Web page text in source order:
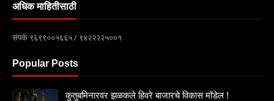
अधिक माहितीसाठी
संपर्क ९६९९००५६६५ / ९४२२२२५००१
Popular Posts
कुतुबमिनारवर झळकले हिवरे बाजारचे विकास मॉडेल !